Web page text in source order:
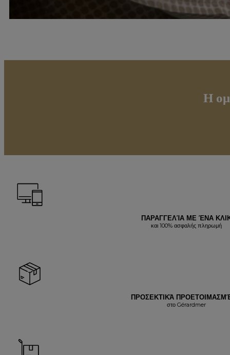
Η
ΠΑΡΑΓΓΕΛΊΑ ΜΕ ΈΝΑ
και 100% ασφαλής πληρωμή
ΠΡΟΣΕΚΤΙΚΆ
στο Gérardmer